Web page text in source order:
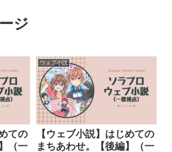
ジ
ての
（一
ウェブ小説
【ウェブ小説】はじめての
まちあわせ。【後編】（一